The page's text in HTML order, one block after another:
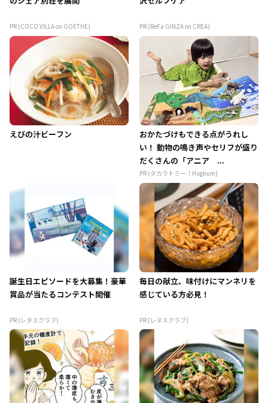
PR (COCO VILLA on GOETHE) PR (ReFa GINZA on CREA)
えびの汁ビーフン
おかたづけもできる点がうれし
い！ 動物の鳴き声やセリフが盛り
だくさんの「アニア ...
PR (タカラトミー｜Hugkum)
誕生日エピソードを大募集！豪華
賞品が当たるコンテスト開催
PR (レタスクラブ)
毎日の献立、味付けにマンネリを
感じている方必見！
PR (レタスクラブ)